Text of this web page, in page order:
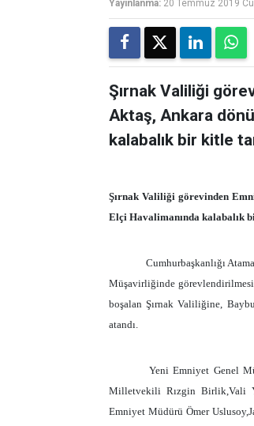
Yayınlanma: 20 Temmuz 2019
Şırnak Valiliği
Aktaş, Ankara
kalabalık bir kitle
Şırnak Valiliği görevinden
Elçi Havalimanında kalabalık
Cumhurbaşkanlığı
Müşavirliğinde görevlendirilmesi
boşalan Şırnak Valiliğine,
atandı.
Yeni Emniyet Genel
Milletvekili Rızgin Birlik,Vali
Emniyet Müdürü Ömer